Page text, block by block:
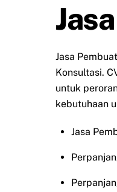
Jasa
Konsultasi.
untuk
kebutuhaan
Jasa